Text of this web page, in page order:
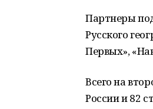
Партнеры
Русского
Первых»,
Всего на
России и 82